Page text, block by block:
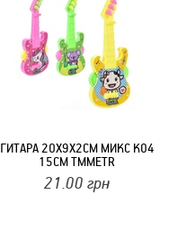
ГИТАРА 20Х9Х2СМ МИКС K04
15СМ ТМMETR
21.00 грн